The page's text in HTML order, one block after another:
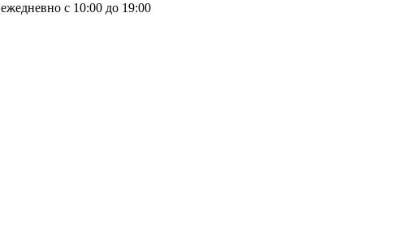
ежедневно с 10:00 до 19:00